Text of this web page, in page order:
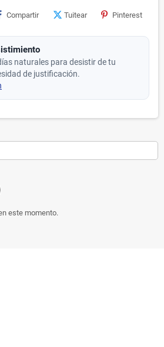
Compartir Tuitear Pinterest
naturales para desistir de tu
de justificación.
este momento.